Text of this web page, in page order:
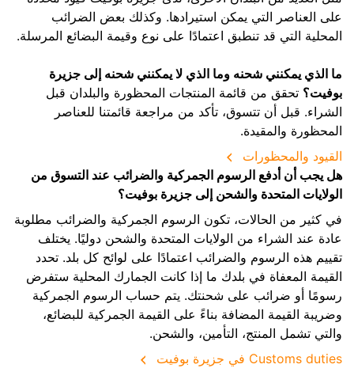
على العناصر التي يمكن استيرادها. وكذلك بعض الضرائب
المحلية التي قد تنطبق اعتمادًا على نوع وقيمة البضائع المرسلة.
ما الذي يمكنني شحنه وما الذي لا يمكنني شحنه إلى جزيرة
بوفيت؟ تحقق من قائمة المنتجات المحظورة والبلدان قبل
الشراء. قبل أن تتسوق، تأكد من مراجعة قائمتنا للعناصر
المحظورة والمقيدة.
القيود والمحظورات
هل يجب أن أدفع الرسوم الجمركية والضرائب عند التسوق من
الولايات المتحدة والشحن إلى جزيرة بوفيت؟
في كثير من الحالات، تكون الرسوم الجمركية والضرائب مطلوبة
عادة عند الشراء من الولايات المتحدة والشحن دوليًا. يختلف
تقييم هذه الرسوم والضرائب اعتمادًا على لوائح كل بلد. تحدد
القيمة المعفاة في بلدك ما إذا كانت الجمارك المحلية ستفرض
رسومًا أو ضرائب على شحنتك. يتم حساب الرسوم الجمركية
وضريبة القيمة المضافة بناءً على القيمة الجمركية للبضائع،
والتي تشمل المنتج، التأمين، والشحن.
Customs duties في جزيرة بوفيت